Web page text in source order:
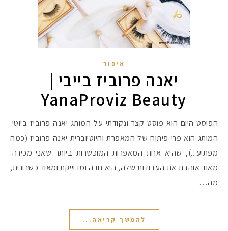
איפור
יאנה פרוביז בייבי |
YanaProviz Beauty
הפוסט היום הוא פוסט קצר ונקודתי על המותג יאנה פרוביז ביוטי.
המותג הוא פרי פיתוח של המאפרת והיוטיוברית יאנה פרוביז (כמה
מפתיע...), שהיא אחת המאפרות המוכשרות ביותר שאני מכירה.
מאוד אוהבת את העבודות שלה, היא חדה ומדוייקת ומאוד כשרונית,
מה…
להמשך קריאה...